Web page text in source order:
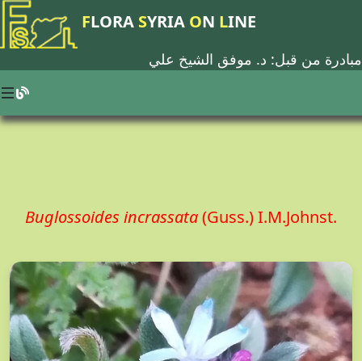
FLORA SYRIA ON LINE
مبادرة من قبل: د. موفق الشيخ علي
Buglossoides incrassata(Guss.) I.M.Johnst.